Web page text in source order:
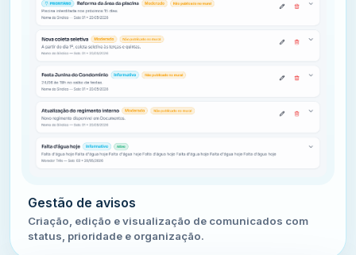
Gestão de avisos
Criação, edição e visualização de comunicados com
status, prioridade e organização.